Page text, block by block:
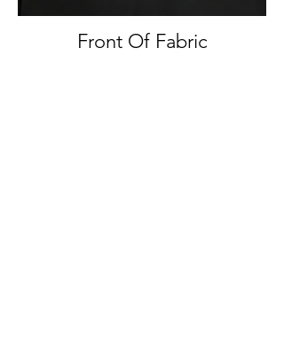
Front Of Fabric